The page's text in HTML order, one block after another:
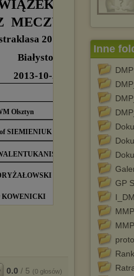
0.0 / 5 (0 głosów)
Inne
GP